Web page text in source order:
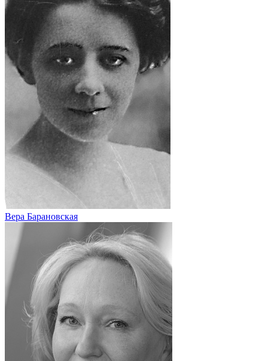
Вера Барановская